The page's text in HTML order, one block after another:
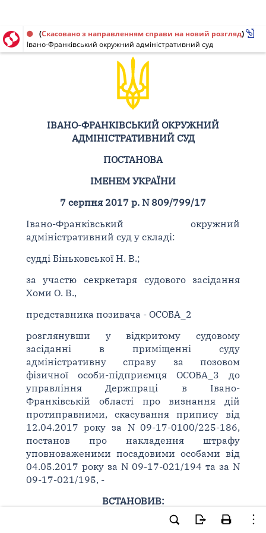
Постанова від 07.08.2017 № 809/799/17
(Скасовано з направленням справи на новий розгляд)
Івано-Франківський окружний адміністративний суд
ІВАНО-ФРАНКІВСЬКИЙ ОКРУЖНИЙ
АДМІНІСТРАТИВНИЙ СУД
ПОСТАНОВА
ІМЕНЕМ УКРАЇНИ
7 серпня 2017 р. N 809/799/17
Івано-Франківський окружний
адміністративний суд у складі:
судді Біньковської Н. В.;
за участю секркетаря судового засідання
Хоми О. В.,
представника позивача - ОСОБА_2
розглянувши у відкритому судовому
засіданні в приміщенні суду
адміністративну справу за позовом
фізичної особи-підприємця ОСОБА_3 до
управління Держпраці в Івано-
Франківській області про визнання дій
протиправними, скасування припису від
12.04.2017 року за N 09-17-0100/225-186,
постанов про накладення штрафу
уповноваженими посадовими особами від
04.05.2017 року за N 09-17-021/194 та за N
09-17-021/195, -
ВСТАНОВИВ:
Фізична особа-підприємець ОСОБА_3